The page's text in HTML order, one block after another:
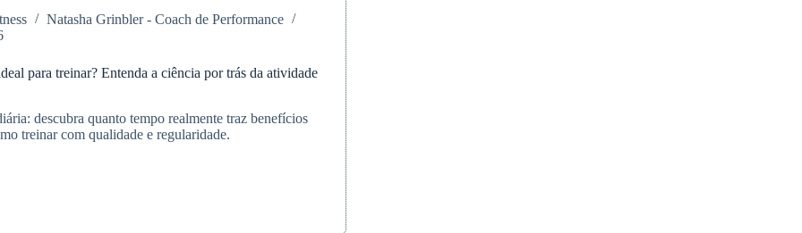
Natasha Grinbler - Coach de Performance
para treinar? Entenda a ciência por trás da atividade
descubra quanto tempo realmente traz benefícios
treinar com qualidade e regularidade.